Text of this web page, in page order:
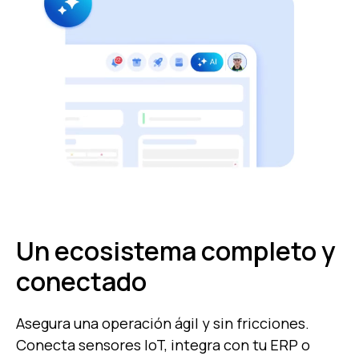
Un ecosistema completo y
conectado
Asegura una operación ágil y sin fricciones.
Conecta sensores IoT, integra con tu ERP o